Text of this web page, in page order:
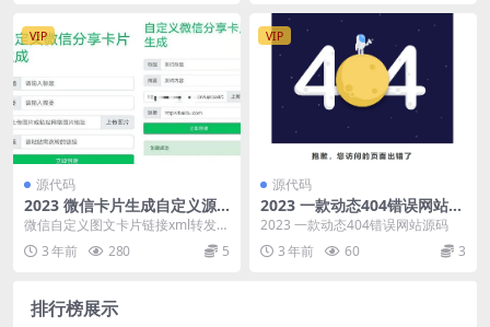
VIP
源代码
2023 微信卡片生成自定义源
码
微信自定义图文卡片链接xml转发链
接跳转消息微信卡片生成源码工
具，微信打赏卡片源...
3 年前 280 5
VIP
源代码
2023 一款动态404错误网站源
码
2023 一款动态404错误网站源码
3 年前
60 3
排行榜展示